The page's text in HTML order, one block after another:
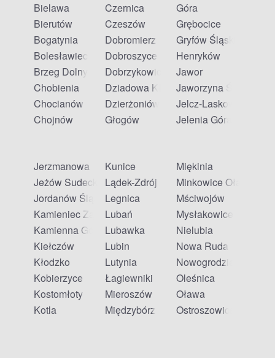
Bielawa
Bierutów
Bogatynia
Bolesławiec
Brzeg Dolny
Chobienia
Chocianów
Chojnów
Czernica
Czeszów
Dobromierz
Dobroszyce
Dobrzykowice
Dziadowa Kłoda
Dzierżoniów
Głogów
Góra
Grębocice
Gryfów Śląski
Henryków
Jawor
Jaworzyna Śląska
Jelcz-Laskowice
Jelenia Góra
Jerzmanowa
Jeżów Sudecki
Jordanów Śląski
Kamieniec Ząbkowicki
Kamienna Góra
Kiełczów
Kłodzko
Kobierzyce
Kostomłoty
Kotla
Kunice
Lądek-Zdrój
Legnica
Lubań
Lubawka
Lubin
Lutynia
Łagiewniki
Mieroszów
Międzybórz
Miękinia
Minkowice Oławskie
Mściwojów
Mysłakowice
Nielubia
Nowa Ruda
Nowogrodziec
Oleśnica
Oława
Ostroszowice